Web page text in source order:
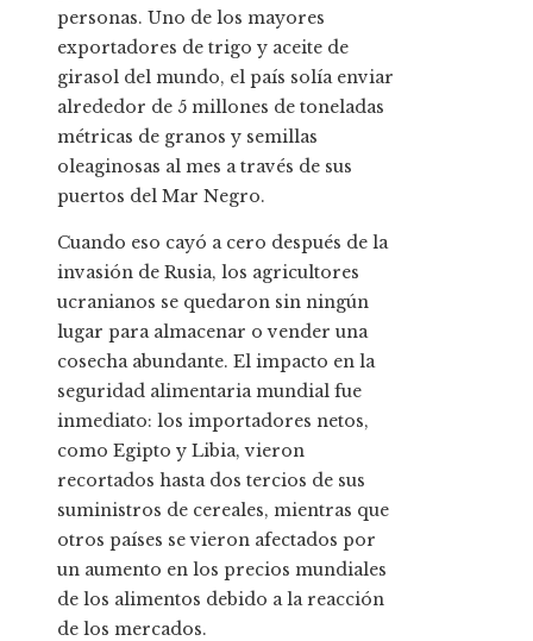
personas. Uno de los mayores
exportadores de trigo y aceite de
girasol del mundo, el país solía enviar
alrededor de 5 millones de toneladas
métricas de granos y semillas
oleaginosas al mes a través de sus
puertos del Mar Negro.
Cuando eso cayó a cero después de la
invasión de Rusia, los agricultores
ucranianos se quedaron sin ningún
lugar para almacenar o vender una
cosecha abundante. El impacto en la
seguridad alimentaria mundial fue
inmediato: los importadores netos,
como Egipto y Libia, vieron
recortados hasta dos tercios de sus
suministros de cereales, mientras que
otros países se vieron afectados por
un aumento en los precios mundiales
de los alimentos debido a la reacción
de los mercados.